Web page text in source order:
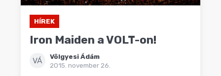
HÍREK
Iron Maiden a VOLT-on!
VÁ
Völgyesi Ádám
2015. november 26.